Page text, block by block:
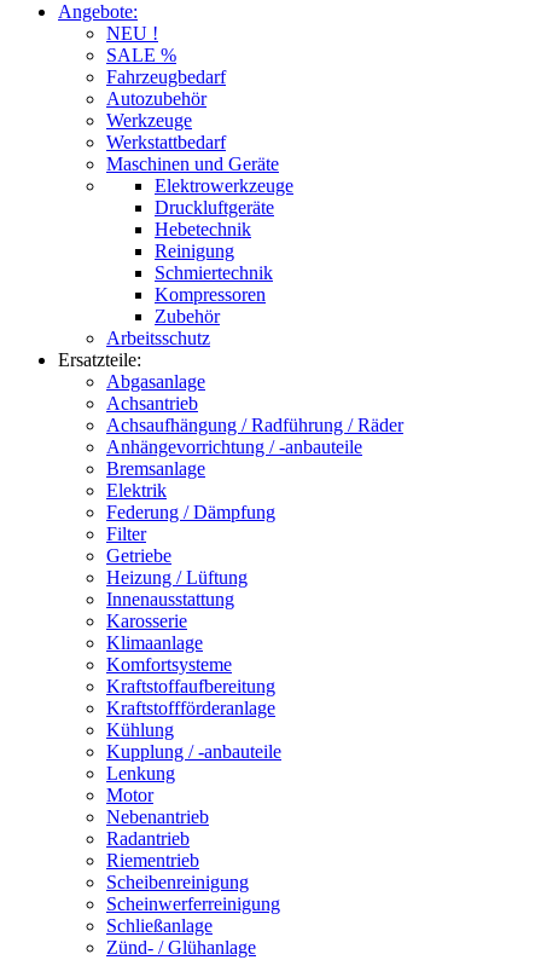
Angebote:
NEU !
SALE %
Fahrzeugbedarf
Autozubehör
Werkzeuge
Werkstattbedarf
Maschinen und Geräte
Elektrowerkzeuge
Druckluftgeräte
Hebetechnik
Reinigung
Schmiertechnik
Kompressoren
Zubehör
Arbeitsschutz
Ersatzteile:
Abgasanlage
Achsantrieb
Achsaufhängung / Radführung / Räder
Anhängevorrichtung / -anbauteile
Bremsanlage
Elektrik
Federung / Dämpfung
Filter
Getriebe
Heizung / Lüftung
Innenausstattung
Karosserie
Klimaanlage
Komfortsysteme
Kraftstoffaufbereitung
Kraftstoffförderanlage
Kühlung
Kupplung / -anbauteile
Lenkung
Motor
Nebenantrieb
Radantrieb
Riementrieb
Scheibenreinigung
Scheinwerferreinigung
Schließanlage
Zünd- / Glühanlage